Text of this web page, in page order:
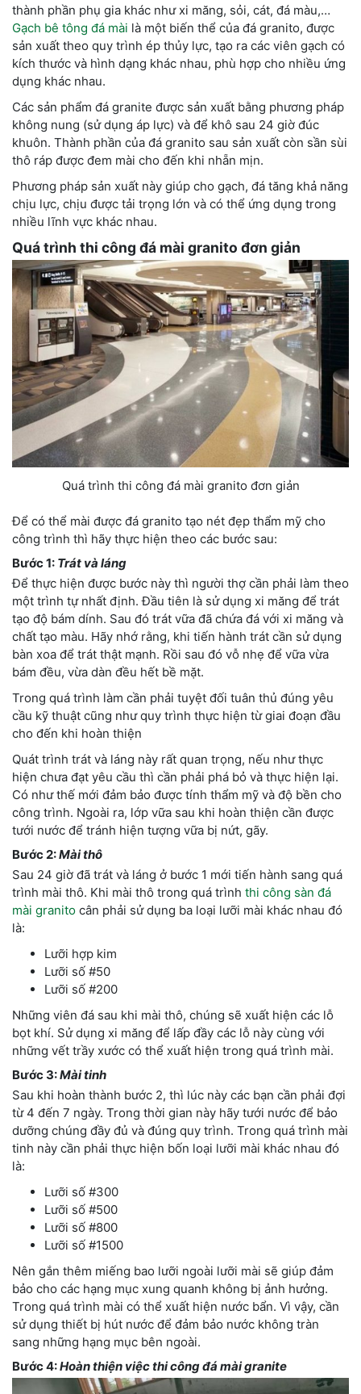
thành phần phụ gia khác như xi măng, sỏi, cát, đá màu,…
Gạch bê tông đá mài là một biến thể của đá granito, được
sản xuất theo quy trình ép thủy lực, tạo ra các viên gạch có
kích thước và hình dạng khác nhau, phù hợp cho nhiều ứng
dụng khác nhau.
Các sản phẩm đá granite được sản xuất bằng phương pháp
không nung (sử dụng áp lực) và để khô sau 24 giờ đúc
khuôn. Thành phần của đá granito sau sản xuất còn sần sùi
thô ráp được đem mài cho đến khi nhẵn mịn.
Phương pháp sản xuất này giúp cho gạch, đá tăng khả năng
chịu lực, chịu được tải trọng lớn và có thể ứng dụng trong
nhiều lĩnh vực khác nhau.
Quá trình thi công đá mài granito đơn giản
Quá trình thi công đá mài granito đơn giản
Để có thể mài được đá granito tạo nét đẹp thẩm mỹ cho
công trình thì hãy thực hiện theo các bước sau:
Bước 1: Trát và láng
Để thực hiện được bước này thì người thợ cần phải làm theo
một trình tự nhất định. Đầu tiên là sử dụng xi măng để trát
tạo độ bám dính. Sau đó trát vữa đã chứa đá với xi măng và
chất tạo màu. Hãy nhớ rằng, khi tiến hành trát cần sử dụng
bàn xoa để trát thật mạnh. Rồi sau đó vỗ nhẹ để vữa vừa
bám đều, vừa dàn đều hết bề mặt.
Trong quá trình làm cần phải tuyệt đối tuân thủ đúng yêu
cầu kỹ thuật cũng như quy trình thực hiện từ giai đoạn đầu
cho đến khi hoàn thiện
Quát trình trát và láng này rất quan trọng, nếu như thực
hiện chưa đạt yêu cầu thì cần phải phá bỏ và thực hiện lại.
Có như thế mới đảm bảo được tính thẩm mỹ và độ bền cho
công trình. Ngoài ra, lớp vữa sau khi hoàn thiện cần được
tưới nước để tránh hiện tượng vữa bị nứt, gãy.
Bước 2:Mài thô
Sau 24 giờ đã trát và láng ở bước 1 mới tiến hành sang quá
trình mài thô. Khi mài thô trong quá trình thi công sàn đá
mài granito cân phải sử dụng ba loại lưỡi mài khác nhau đó
là:
Lưỡi hợp kim
Lưỡi số #50
Lưỡi số #200
Những viên đá sau khi mài thô, chúng sẽ xuất hiện các lỗ
bọt khí. Sử dụng xi măng để lấp đầy các lỗ này cùng với
những vết trầy xước có thể xuất hiện trong quá trình mài.
Bước 3:Mài tinh
Sau khi hoàn thành bước 2, thì lúc này các bạn cần phải đợi
từ 4 đến 7 ngày. Trong thời gian này hãy tưới nước để bảo
dưỡng chúng đầy đủ và đúng quy trình. Trong quá trình mài
tinh này cần phải thực hiện bốn loại lưỡi mài khác nhau đó
là:
Lưỡi số #300
Lưỡi số #500
Lưỡi số #800
Lưỡi số #1500
Nên gắn thêm miếng bao lưỡi ngoài lưỡi mài sẽ giúp đảm
bảo cho các hạng mục xung quanh không bị ảnh hưởng.
Trong quá trình mài có thể xuất hiện nước bẩn. Vì vậy, cần
sử dụng thiết bị hút nước để đảm bảo nước không tràn
sang những hạng mục bên ngoài.
Bước 4:Hoàn thiện việc thi công đá mài granite